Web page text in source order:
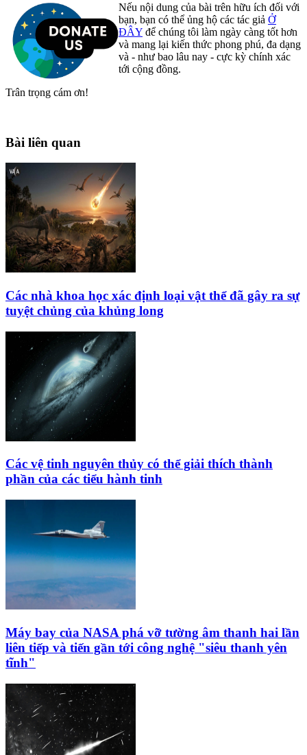
Nếu nội dung của bài trên hữu ích đối với
bạn, bạn có thể ủng hộ các tác giả Ở
ĐÂY để chúng tôi làm ngày càng tốt hơn
và mang lại kiến thức phong phú, đa dạng
và - như bao lâu nay - cực kỳ chính xác
tới cộng đồng.
Trân trọng cám ơn!
Bài liên quan
Các nhà khoa học xác định loại vật thể đã gây ra sự
tuyệt chủng của khủng long
Các vệ tinh nguyên thủy có thể giải thích thành
phần của các tiểu hành tinh
Máy bay của NASA phá vỡ tường âm thanh hai lần
liên tiếp và tiến gần tới công nghệ "siêu thanh yên
tĩnh"